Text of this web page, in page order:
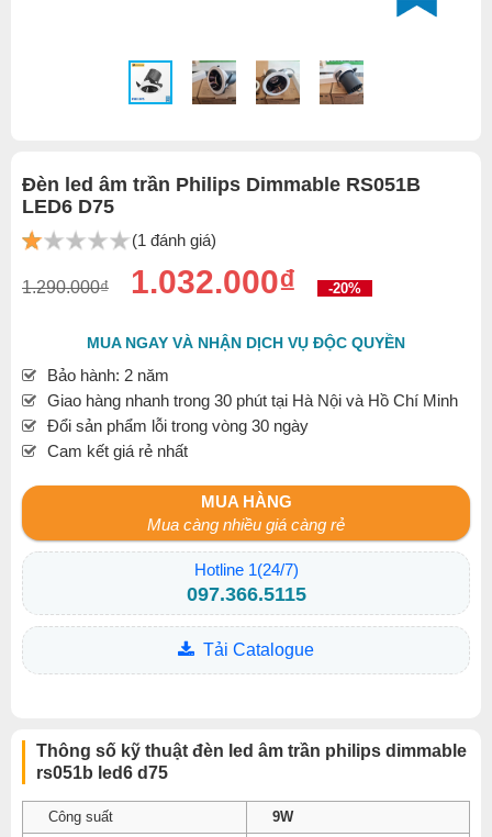
Đèn led âm trần Philips Dimmable RS051B
LED6 D75
(1 đánh giá)
1.290.000₫ 1.032.000₫ -20%
MUA NGAY VÀ NHẬN DỊCH VỤ ĐỘC QUYỀN
Bảo hành: 2 năm
Giao hàng nhanh trong 30 phút tại Hà Nội và Hồ Chí Minh
Đổi sản phẩm lỗi trong vòng 30 ngày
Cam kết giá rẻ nhất
MUA HÀNG
Mua càng nhiều giá càng rẻ
Hotline 1(24/7)
097.366.5115
Tải Catalogue
Thông số kỹ thuật đèn led âm trần philips dimmable
rs051b led6 d75
Công suất
9W